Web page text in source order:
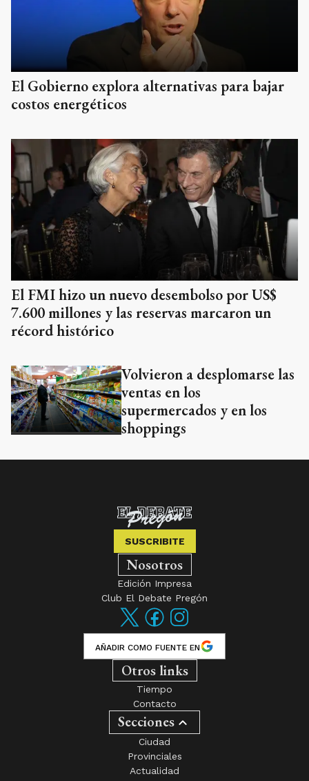
El Gobierno explora alternativas para bajar
costos energéticos
El FMI hizo un nuevo desembolso por US$
7.600 millones y las reservas marcaron un
récord histórico
Volvieron a desplomarse las
ventas en los
supermercados y en los
shoppings
SUSCRIBITE
Nosotros
Edición Impresa
Club El Debate Pregón
AÑADIR COMO FUENTE EN
Otros links
Tiempo
Contacto
Secciones
Ciudad
Provinciales
Actualidad